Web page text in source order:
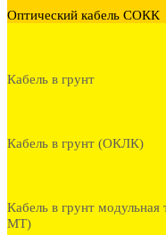
Оптический кабель СОКК
Кабель в грунт
Кабель в грунт (ОКЛК)
Кабель в грунт
МТ)